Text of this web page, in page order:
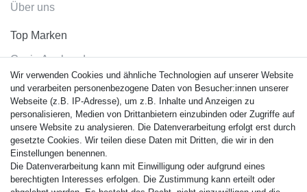
Über uns
Top Marken
Casio Armband
Festina Armband
Citizen Armband
M. Lacroix Armband
J. Lemans Armband
Uhrenarmbänder - Alle
Sicherheit
Wir verwenden Cookies und ähnliche Technologien auf unserer Website
und verarbeiten personenbezogene Daten von Besucher:innen unserer
Webseite (z.B. IP-Adresse), um z.B. Inhalte und Anzeigen zu
personalisieren, Medien von Drittanbietern einzubinden oder Zugriffe auf
unsere Website zu analysieren. Die Datenverarbeitung erfolgt erst durch
gesetzte Cookies. Wir teilen diese Daten mit Dritten, die wir in den
Einstellungen benennen.
Die Datenverarbeitung kann mit Einwilligung oder aufgrund eines
berechtigten Interesses erfolgen. Die Zustimmung kann erteilt oder